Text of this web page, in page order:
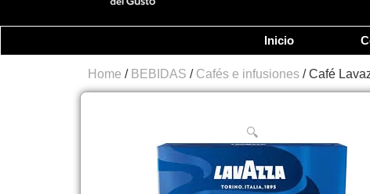
Inicio
Home / BEBIDAS / Cafés e infusiones / Café
🔍